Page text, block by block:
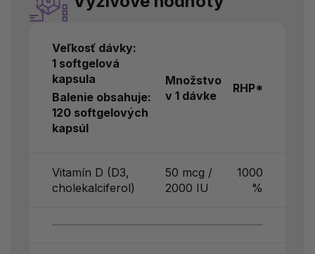
Veľkosť dávky:
1 softgelová
kapsula
Balenie obsahuje:
120 softgelových
kapsúl
Množstvo
v 1 dávke
RHP*
Vitamín D (D3,
cholekalciferol)
50 mcg /
2000 IU
1000
%